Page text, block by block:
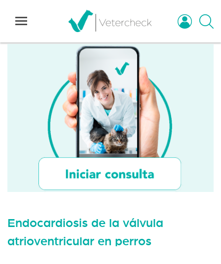
Endocardiosis de la válvula
atrioventricular en perros